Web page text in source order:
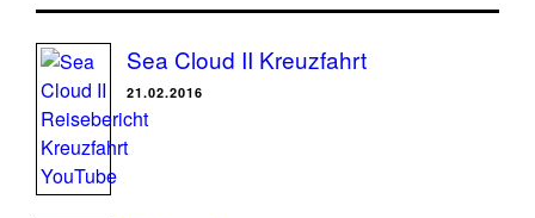
Sea Cloud II Kreuzfahrt
21.02.2016